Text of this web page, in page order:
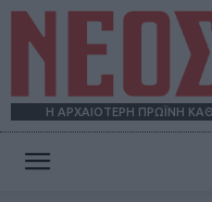
Η ΑΡΧΑΙΟΤΕΡΗ ΠΡΩΪΝΗ